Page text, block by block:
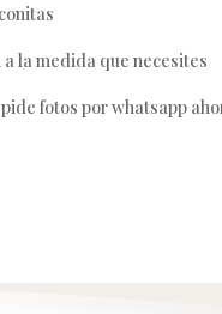
la medida que necesites
fotos por whatsapp